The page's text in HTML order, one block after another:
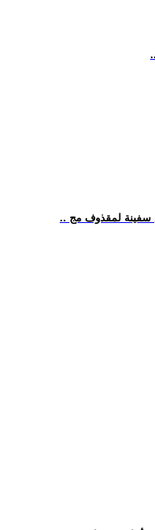
سفينة لمقذوف مج